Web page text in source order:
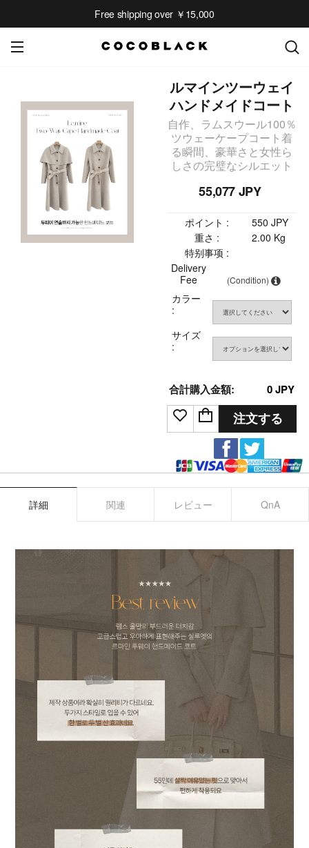
Free shipping over ￥15,000
ルマインツーウェイ
ハンドメイドコート
自作、ラムスウール100％
ツウェーケープコート着
る瞬間、豪華さと女性ら
しさの完璧なシルエット
55,077 JPY
ポイント :
550 JPY
重さ :
2.00 Kg
特别事项 :
Delivery
Fee
(Condition)
カラー
:
サイズ
:
合計購入金額: 0JPY
注文する
詳細 関連 レビュー QnA